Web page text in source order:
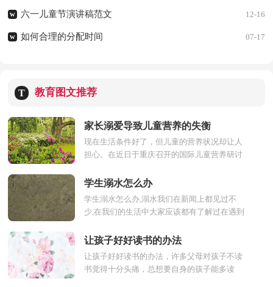
w 六一儿童节演讲稿范文 12-16
w 如何合理的分配时间 07-17
T 教育图文推荐
家长溺爱导致儿童营养的失衡
现在生活条件好了，但儿童的营养状况却让人
担心。在近日于重庆召开的国际儿童营养研讨
不尽合理，普遍存在...
学生溺水怎么办
学生溺水怎么办,溺水我们在新闻上都见过不
少,在我们的生活中大家应该都有了解过在遇到
要保持冷...
让孩子好好读书的办法
让孩子好好读书的办法，许多父母对孩子不读
书觉得十分头痛，总想要自身的孩子能多读